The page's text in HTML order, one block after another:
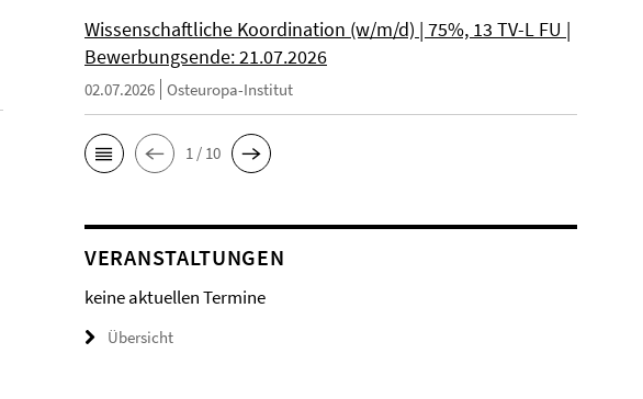
Wissenschaftliche Koordination (w/m/d) | 75%, 13 TV-L FU |
Bewerbungsende: 21.07.2026
02.07.2026 Osteuropa-Institut
1 / 10
VERANSTALTUNGEN
keine aktuellen Termine
Übersicht